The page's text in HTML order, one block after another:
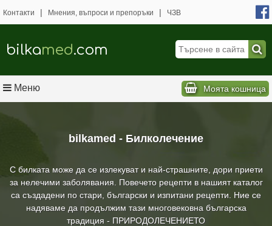
bilkamed - Билколечение
С билката може да се излекуват и най-страшните, дори приети
за нелечими заболявания. Повечето рецепти в нашият каталог
са създадени по стари, български и изпитани рецепти. Ние се
надяваме да продължим тази многовековна българска
традиция - ПРИРОДОЛЕЧЕНИЕТО
Контакти | Мнения, въпроси и препоръки | ЧЗВ
bilkamed.com
Меню Моята кошница